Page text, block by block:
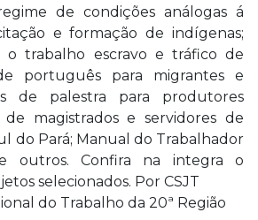
de condições análogas á
e formação de indígenas;
o trabalho escravo e tráfico de
português para migrantes e
de palestra para produtores
de magistrados e servidores de
do Pará; Manual do Trabalhador
outros. Confira na integra o
selecionados. Por CSJT
do Trabalho da 20ª Região